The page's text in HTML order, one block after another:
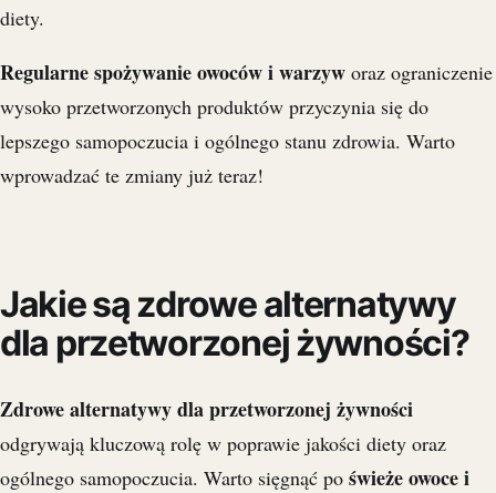
diety.
Regularne spożywanie owoców i warzyw oraz ograniczenie
wysoko przetworzonych produktów przyczynia się do
lepszego samopoczucia i ogólnego stanu zdrowia. Warto
wprowadzać te zmiany już teraz!
Jakie są zdrowe alternatywy
dla przetworzonej żywności?
Zdrowe alternatywy dla przetworzonej żywności
odgrywają kluczową rolę w poprawie jakości diety oraz
ogólnego samopoczucia. Warto sięgnąć po świeże owoce i